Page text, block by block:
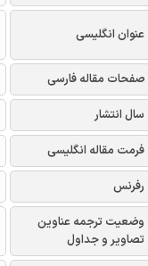
عنوان انگلیسی
صفحات مقاله فارسی
سال انتشار
فرمت مقاله انگلیسی
رفرنس
وضعیت ترجمه عناوین
تصاویر و جداول